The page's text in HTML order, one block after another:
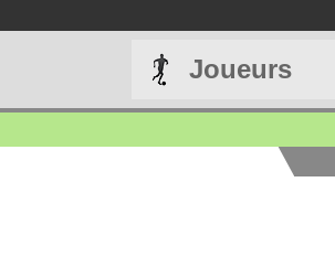
Joueurs